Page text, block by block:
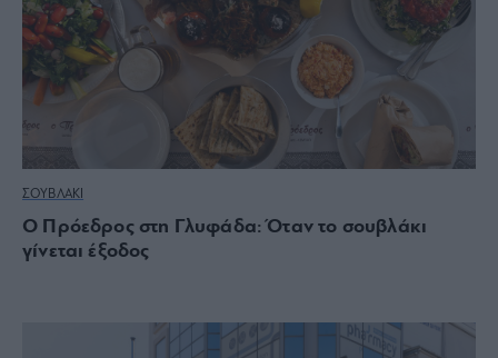
ΣΟΥΒΛΑΚΙ
Ο Πρόεδρος στη Γλυφάδα: Όταν το σουβλάκι
γίνεται έξοδος